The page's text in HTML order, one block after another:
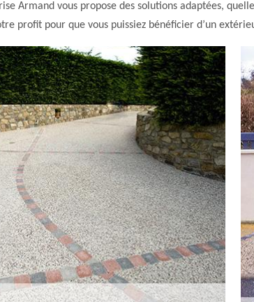
Armand vous propose des solutions adaptées,
profit pour que vous puissiez bénéficier d’un